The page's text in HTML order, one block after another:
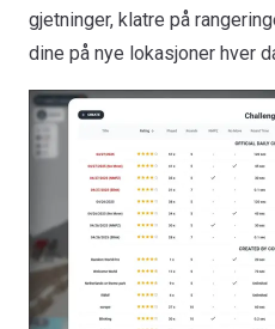
gjetninger, klatre på
dine på nye lokasjoner hver